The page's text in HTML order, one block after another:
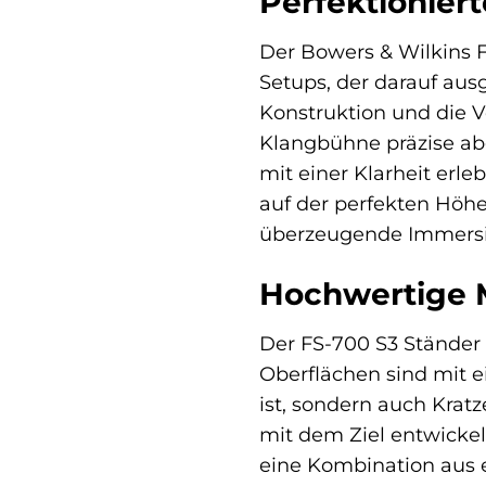
Der Bowers & Wilkins
Setups, der darauf
Konstruktion und die
Klangbühne präzise
mit einer Klarheit
auf der perfekten
überzeugende
Hochwertige
Der FS-700 S3
Oberflächen sind mit
ist, sondern auch
mit dem Ziel
eine Kombination aus